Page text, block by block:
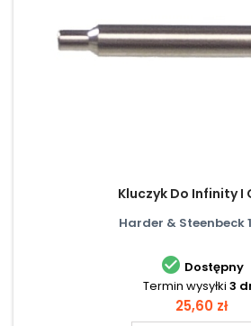
Kluczyk Do Infinity I
Harder & Steenbeck
 Dostępny
Termin wysyłki 3
Cena
25,60 zł